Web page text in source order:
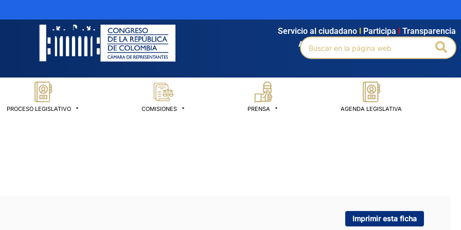
Agendamiento Intranet Búsqueda avanzada
Servicio al ciudadano Participa Transparencia
Buscar
por:
PROCESO LEGISLATIVO COMISIONES PRENSA AGENDA LEGISLATIVA
Imprimir esta ficha